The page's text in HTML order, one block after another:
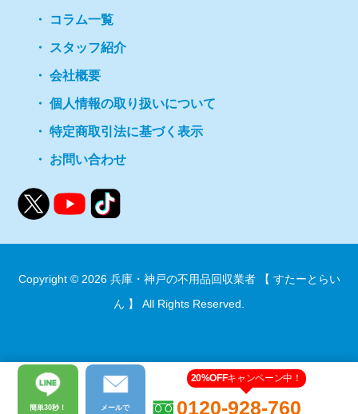
コラム一覧
スタッフ紹介
会社概要
個人情報の取り扱いについて
特定商取引法に基づく表示
お問い合わせ
Copyright © 2026 兵庫・神戸の不用品回収業者 【 すたーとらい
ん 】
All Rights Reserved.
簡単30秒！ メールで
20%OFFキャンペーン中！
0120-928-760